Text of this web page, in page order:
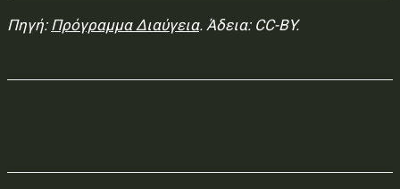
Πηγή: Πρόγραμμα Διαύγεια. Άδεια: CC-BY.